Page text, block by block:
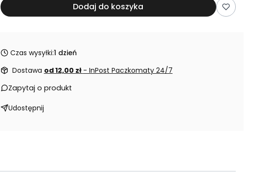
Dodaj do koszyka
Czas wysyłki:1 dzień
Dostawa od 12,00 zł - InPost Paczkomaty 24/7
Zapytaj o produkt
Udostępnij